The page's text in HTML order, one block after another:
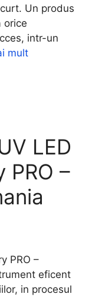
Un produs
orice
intr-un
mult
LED
PRO –
PRO –
eficent
in procesul